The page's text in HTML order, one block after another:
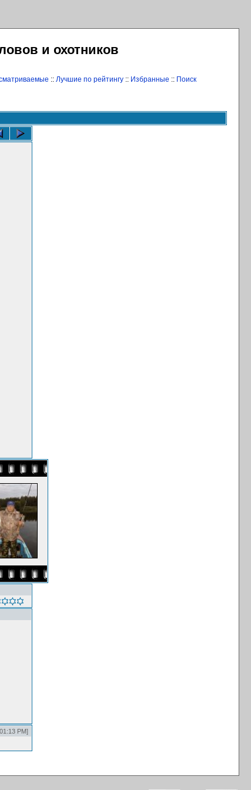
и охотников
:: Лучшие по рейтингу:: Избранные :: Поиск
PM]